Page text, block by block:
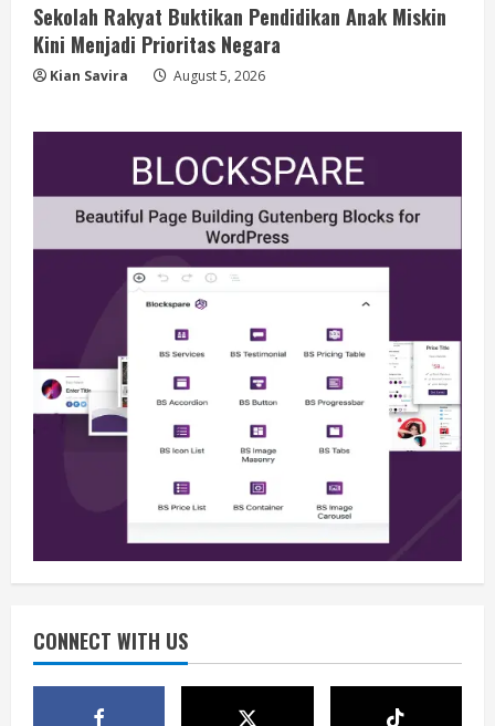
Sekolah Rakyat Buktikan Pendidikan Anak Miskin
Kini Menjadi Prioritas Negara
Kian Savira August 5, 2026
CONNECT WITH US
Berita
B50 Jadi Momentum Kemerdekaan
Energi dari Ketergantungan Impor
Minyak
August 5, 2026
3
HUT Ke-81 RI, B50 dan Agenda Besar
Ketergantungan BBM Impor